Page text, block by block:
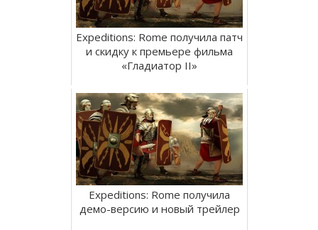
Expeditions: Rome получила патч
и скидку к премьере фильма
«Гладиатор II»
Expeditions: Rome получила
демо-версию и новый трейлер